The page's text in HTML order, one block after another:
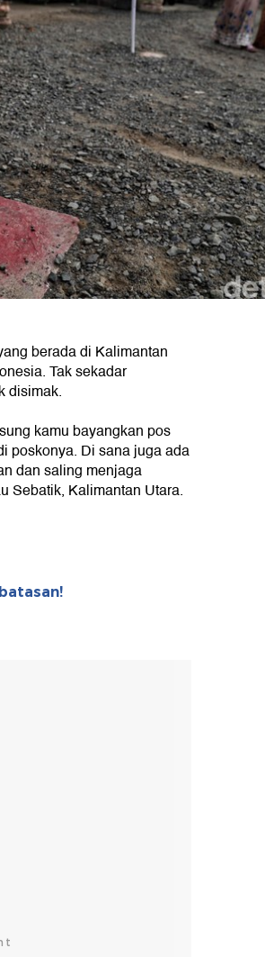
berada di Kalimantan
Tak sekadar
disimak.
kamu bayangkan pos
poskonya. Di sana juga ada
dan saling menjaga
Sebatik, Kalimantan Utara.